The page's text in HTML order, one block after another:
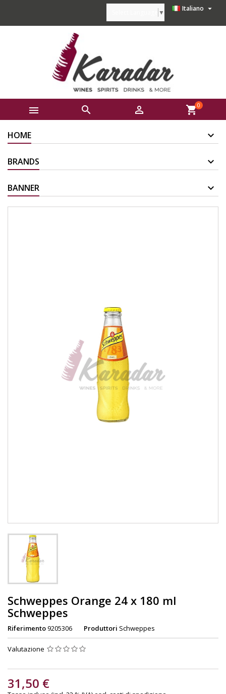
Italiano 
▼
   shopping_cart0
HOME
BRANDS
BANNER
Schweppes Orange 24 x 180 ml
Schweppes
Riferimento9205306 Produttori Schweppes
Valutazione
31,50 €